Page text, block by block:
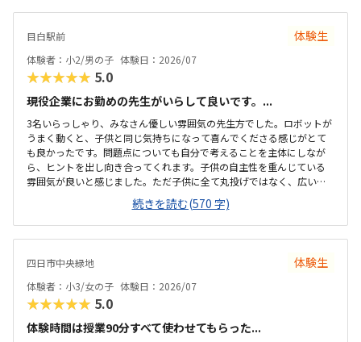
目白駅前 体験生
体験者：小2/男の子 体験日：2026/07
★★★★★ 5.0
現役企業にお勤めの先生がいらして良いです。...
3名いらっしゃり、みなさん優しい雰囲気の先生方でした。ロボットが
うまく動くと、子供と同じ気持ちになって喜んでくださる感じがとて
も良かったです。問題点についても自分で考えることを主体にしなが
ら、ヒントを出し向き合ってくれます。子供の自主性を重んじている
雰囲気が良いと感じました。ただ子供に全て丸投げではなく、広い机
の上に「教科書とキットをどこに置いたらやりやすいかな？」と声を
かけてくださり、そこから自分で考えていました。ロボット作りもヒ
ントをいただきながら、自分で教科書を読んで作り上げていました。
駅近くですが、静かな環境です。急な坂道があるので、暑い夏など、重
できました。入室したら必ず手を洗うルールも良いです。教室にある
教科書などもきちんと整理整頓されています。キット代が兄弟割引で
半額になりました。入会金も無料に。欲を言えば、...
続きを読む(570 字)
四日市中央緑地 体験生
体験者：小3/女の子 体験日：2026/07
★★★★★ 5.0
体験時間は授業90分すべて使わせてもらった...